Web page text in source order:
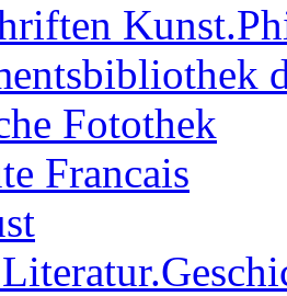
Fotothek
Francais